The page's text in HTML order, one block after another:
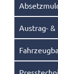
Austrag- &